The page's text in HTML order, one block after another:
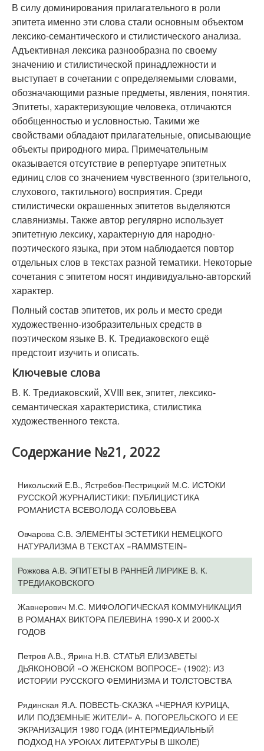
В силу доминирования прилагательного в роли
эпитета именно эти слова стали основным объектом
лексико-семантического и стилистического анализа.
Адъективная лексика разнообразна по своему
значению и стилистической принадлежности и
выступает в сочетании с определяемыми словами,
обозначающими разные предметы, явления, понятия.
Эпитеты, характеризующие человека, отличаются
обобщенностью и условностью. Такими же
свойствами обладают прилагательные, описывающие
объекты природного мира. Примечательным
оказывается отсутствие в репертуаре эпитетных
единиц слов со значением чувственного (зрительного,
слухового, тактильного) восприятия. Среди
стилистически окрашенных эпитетов выделяются
славянизмы. Также автор регулярно использует
эпитетную лексику, характерную для народно-
поэтического языка, при этом наблюдается повтор
отдельных слов в текстах разной тематики. Некоторые
сочетания с эпитетом носят индивидуально-авторский
характер.
Полный состав эпитетов, их роль и место среди
художественно-изобразительных средств в
поэтическом языке В. К. Тредиаковского ещё
предстоит изучить и описать.
Ключевые слова
В. К. Тредиаковский, XVIII век, эпитет, лексико-
семантическая характеристика, стилистика
художественного текста.
Содержание №21, 2022
Никольский Е.В., Ястребов-Пестрицкий М.С. ИСТОКИ
РУССКОЙ ЖУРНАЛИСТИКИ: ПУБЛИЦИСТИКА
РОМАНИСТА ВСЕВОЛОДА СОЛОВЬЕВА
Овчарова С.В. ЭЛЕМЕНТЫ ЭСТЕТИКИ НЕМЕЦКОГО
НАТУРАЛИЗМА В ТЕКСТАХ «RAMMSTEIN»
Рожкова А.В. ЭПИТЕТЫ В РАННЕЙ ЛИРИКЕ В. К.
ТРЕДИАКОВСКОГО
Жавнерович М.С. МИФОЛОГИЧЕСКАЯ КОММУНИКАЦИЯ
В РОМАНАХ ВИКТОРА ПЕЛЕВИНА 1990-Х И 2000-Х
ГОДОВ
Петров А.В., Ярина Н.В. СТАТЬЯ ЕЛИЗАВЕТЫ
ДЬЯКОНОВОЙ «О ЖЕНСКОМ ВОПРОСЕ» (1902): ИЗ
ИСТОРИИ РУССКОГО ФЕМИНИЗМА И ТОЛСТОВСТВА
Рядинская Я.А. ПОВЕСТЬ-СКАЗКА «ЧЕРНАЯ КУРИЦА,
ИЛИ ПОДЗЕМНЫЕ ЖИТЕЛИ» А. ПОГОРЕЛЬСКОГО И ЕЕ
ЭКРАНИЗАЦИЯ 1980 ГОДА (ИНТЕРМЕДИАЛЬНЫЙ
ПОДХОД НА УРОКАХ ЛИТЕРАТУРЫ В ШКОЛЕ)